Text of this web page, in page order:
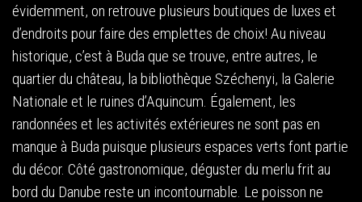
évidemment, on retrouve plusieurs boutiques de luxes et
d’endroits pour faire des emplettes de choix! Au niveau
historique, c’est à Buda que se trouve, entre autres, le
quartier du château, la bibliothèque Széchenyi, la Galerie
Nationale et le ruines d’Aquincum. Également, les
randonnées et les activités extérieures ne sont pas en
manque à Buda puisque plusieurs espaces verts font partie
du décor. Côté gastronomique, déguster du merlu frit au
bord du Danube reste un incontournable. Le poisson ne